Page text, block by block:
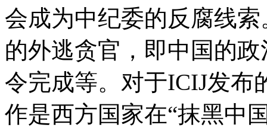
会成为中纪委的反腐线
的外逃贪官，即中国的
令完成等。对于ICIJ发布
作是西方国家在“抹黑中